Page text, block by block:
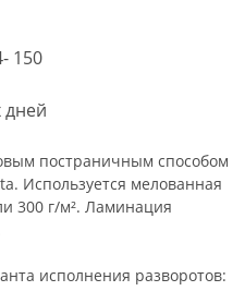
150
дней
постраничным способом
Используется мелованная
300 г/м². Ламинация
исполнения разворотов: